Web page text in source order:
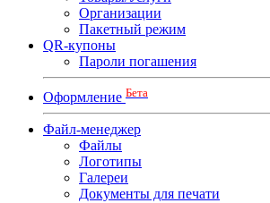
Организации
Пакетный режим
QR-купоны
Пароли погашения
Оформление Бета
Файл-менеджер
Файлы
Логотипы
Галереи
Документы для печати